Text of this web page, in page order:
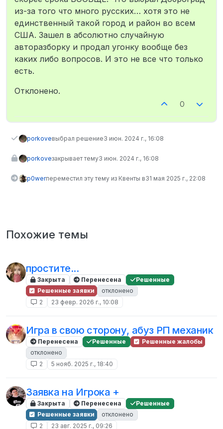
из-за того что много русских… хотя это не
единственный такой город и район во всем
США. Зашел в абсолютно случайную
авторазборку и продал угонку вообще без
каких либо вопросов. И это не все что только
есть.
Отклонено.
0
porkoveвыбрал решение3 июн. 2024 г., 16:08
porkoveзакрывает тему3 июн. 2024 г., 16:08
p0werпереместил эту тему из Квенты в31 мая 2025 г., 22:08
Похожие темы
простите...
Закрыта Перенесена
Решенные
Решенные заявки
отклонено
2
23 февр. 2026 г., 10:08
Игра в свою сторону, абуз РП механик
Перенесена Решенные
Решенные жалобы
отклонено
2
5 нояб. 2025 г., 18:40
Заявка на Игрока +
Закрыта Перенесена
Решенные
Решенные заявки
отклонено
2
23 авг. 2025 г., 09:26